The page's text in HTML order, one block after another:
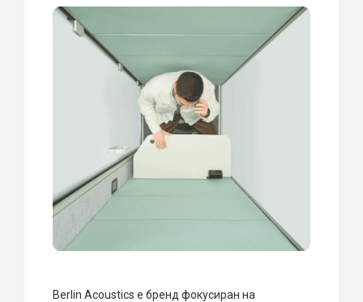
Berlin Acoustics е бренд фокусиран на